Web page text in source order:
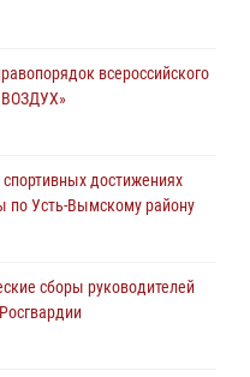
выезжали по сигналу
охраны
всероссийского
ВОЗДУХ»
достижениях
по Усть-Вымскому району
сборы руководителей